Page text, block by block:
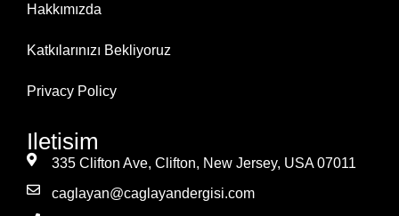
Hakkımızda
Katkılarınızı Bekliyoruz
Privacy Policy
Iletisim
335 Clifton Ave, Clifton, New Jersey, USA 07011
caglayan@caglayandergisi.com